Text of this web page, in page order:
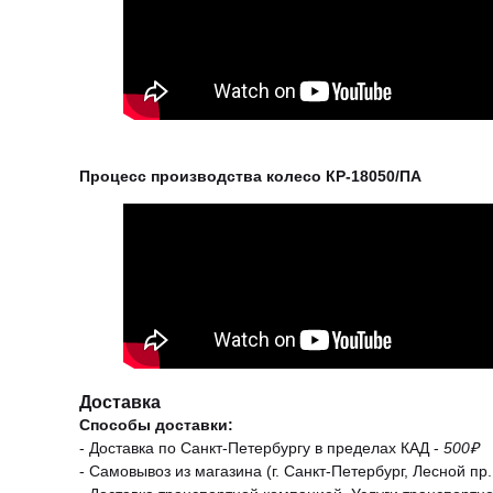
Процесс производства колесо КР-18050/ПА
Доставка
Способы доставки:
- Доставка по Санкт-Петербургу в пределах КАД - 500₽
- Самовывоз из магазина (г. Санкт-Петербург, Лесной